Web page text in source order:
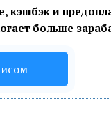
кэшбэк и
больше